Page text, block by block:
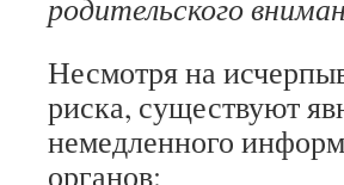
родительского
Несмотря на
риска, существуют
немедленного
органов: